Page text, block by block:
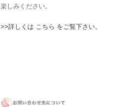
楽しみください。
>>詳しくは こちら をご覧下さい。